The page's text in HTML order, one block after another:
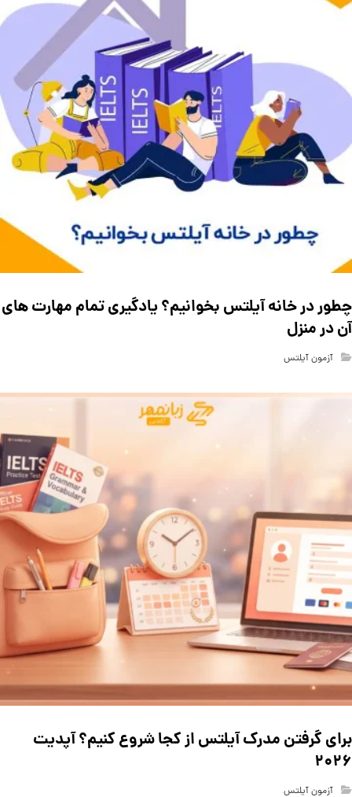
چطور در خانه آیلتس بخوانیم؟ یادگیری تمام مهارت های
آن در منزل
آزمون آیلتس
برای گرفتن مدرک آیلتس از کجا شروع کنیم؟ آپدیت
۲۰۲۶
آزمون آیلتس